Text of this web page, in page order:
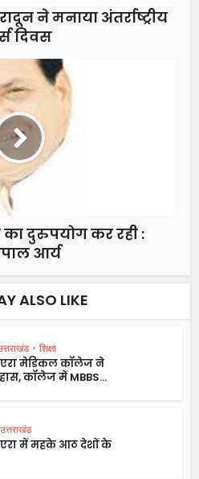
ने मनाया अंतर्राष्ट्रीय
दिवस
दुरुपयोग कर रही :
आर्य
ALSO LIKE
• शिक्षा
एरा मेडिकल कॉलेज ने
कॉलेज में MBBS...
उत्तराखंड
एरा में महके आठ देशों के